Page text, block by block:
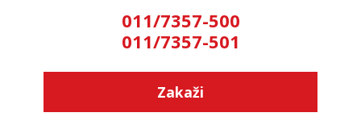
011/7357-500
011/7357-501
Zakaži